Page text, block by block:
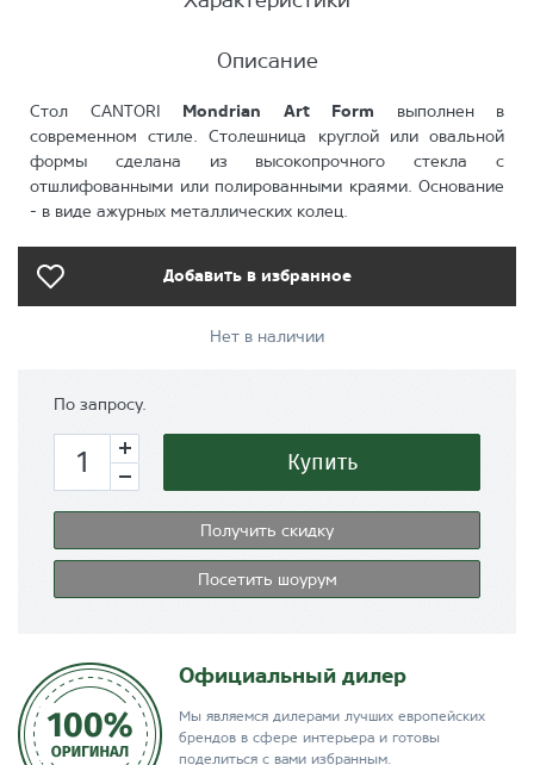
Описание
Стол CANTORI Mondrian Art Form выполнен в
современном стиле. Столешница круглой или овальной
формы сделана из высокопрочного стекла с
отшлифованными или полированными краями. Основание
- в виде ажурных металлических колец.
Добавить в избранное
Нет в наличии
По запросу.
Купить
Получить скидку
Посетить шоурум
Официальный дилер
Мы являемся дилерами лучших европейских
брендов в сфере интерьера и готовы
поделиться с вами избранным.